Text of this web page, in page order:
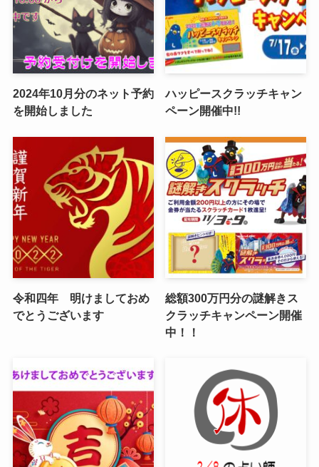
2024年10月分のネット予約
を開始しました
ハッピースクラッチキャン
ペーン開催中!!
令和四年 明けましておめ
でとうございます
総額300万円分の謎解きス
クラッチキャンペーン開催
中！！